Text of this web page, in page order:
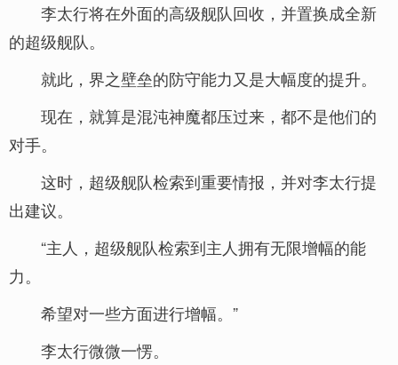
李太行将在外面的高级舰队回收，并置换成全新
的超级舰队。
就此，界之壁垒的防守能力又是大幅度的提升。
现在，就算是混沌神魔都压过来，都不是他们的
对手。
这时，超级舰队检索到重要情报，并对李太行提
出建议。
“主人，超级舰队检索到主人拥有无限增幅的能
力。
希望对一些方面进行增幅。”
李太行微微一愣。